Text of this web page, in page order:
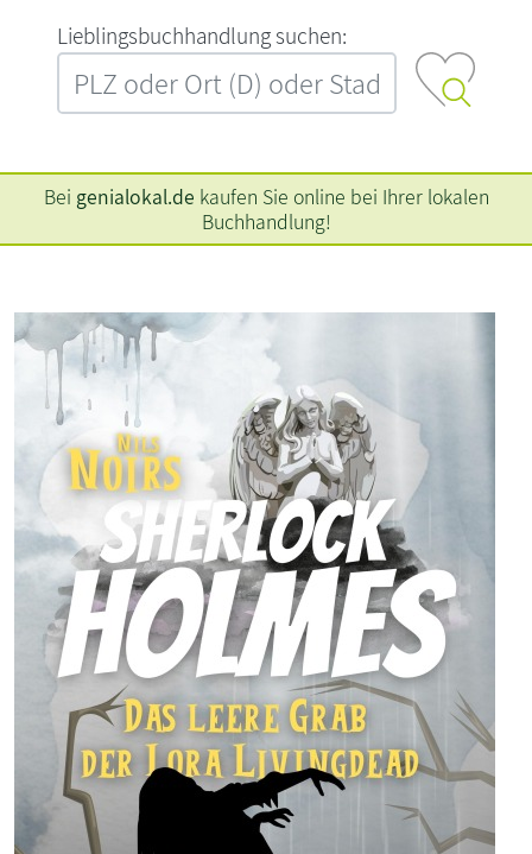
L‍i‍e‍b‍l‍i‍n‍g‍s‍b‍u‍c‍h‍h‍a‍n‍d‍l‍u‍n‍g‍ ‍s‍u‍c‍h‍e‍n‍:‍
Bei genialokal.de kaufen Sie online bei Ihrer lokalen
Buchhandlung!